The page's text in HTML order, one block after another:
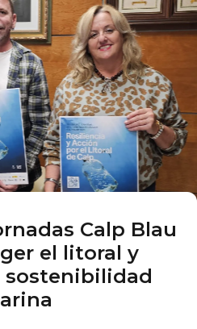
Calp Blau
el litoral y